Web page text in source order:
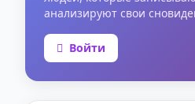
анализируют свои
Войти